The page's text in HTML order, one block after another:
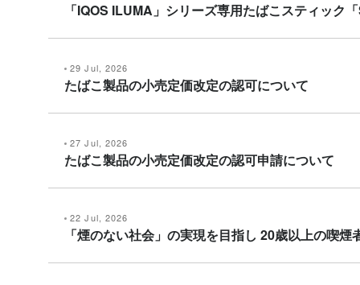
「IQOS ILUMA」シリーズ専用たばこスティッ
29 Jul, 2026
たばこ製品の小売定価改定の認可について
27 Jul, 2026
たばこ製品の小売定価改定の認可申請について
22 Jul, 2026
「煙のない社会」の実現を目指し 20歳以上の喫